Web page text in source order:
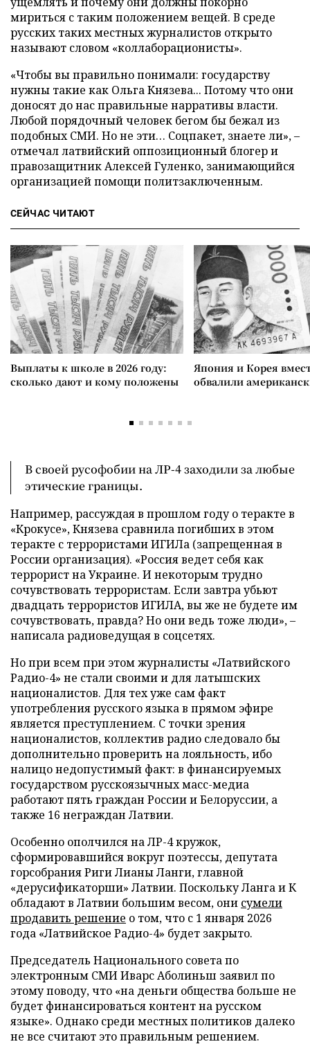
мириться с таким положением вещей. В среде
русских таких местных журналистов открыто
называют словом «коллаборационисты».
«Чтобы вы правильно понимали: государству
нужны такие как Ольга Князева... Потому что они
доносят до нас правильные нарративы власти.
Любой порядочный человек бегом бы бежал из
подобных СМИ. Но не эти… Соцпакет, знаете ли», –
отмечал латвийский оппозиционный блогер и
правозащитник Алексей Гуленко, занимающийся
организацией помощи политзаключенным.
СЕЙЧАС ЧИТАЮТ
Выплаты к школе в 2026 году:
сколько дают и кому положены
Япония и Корея
обвалили
В своей русофобии на ЛР-4 заходили за любые
этические границы.
Например, рассуждая в прошлом году о теракте в
«Крокусе», Князева сравнила погибших в этом
теракте с террористами ИГИЛа (запрещенная в
России организация). «Россия ведет себя как
террорист на Украине. И некоторым трудно
сочувствовать террористам. Если завтра убьют
двадцать террористов ИГИЛА, вы же не будете им
сочувствовать, правда? Но они ведь тоже люди», –
написала радиоведущая в соцсетях.
Но при всем при этом журналисты «Латвийского
Радио-4» не стали своими и для латышских
националистов. Для тех уже сам факт
употребления русского языка в прямом эфире
является преступлением. С точки зрения
националистов, коллектив радио следовало бы
дополнительно проверить на лояльность, ибо
налицо недопустимый факт: в финансируемых
государством русскоязычных масс-медиа
работают пять граждан России и Белоруссии, а
также 16 неграждан Латвии.
Особенно ополчился на ЛР-4 кружок,
сформировавшийся вокруг поэтессы, депутата
горсобрания Риги Лианы Ланги, главной
«дерусификаторши» Латвии. Поскольку Ланга и К
обладают в Латвии большим весом, они сумели
продавить решение о том, что с 1 января 2026
года «Латвийское Радио-4» будет закрыто.
Председатель Национального совета по
электронным СМИ Иварс Аболиньш заявил по
этому поводу, что «на деньги общества больше не
будет финансироваться контент на русском
языке». Однако среди местных политиков далеко
не все считают это правильным решением.